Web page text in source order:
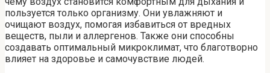
пользуется только организму. Они увлажняют и
очищают воздух, помогая избавиться от вредных
веществ, пыли и аллергенов. Также они способны
создавать оптимальный микроклимат, что благотворно
влияет на здоровье и самочувствие людей.